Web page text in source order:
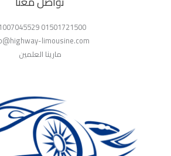
01501721500 01007045529
info@highway-limousine.com
مارينا العلمين